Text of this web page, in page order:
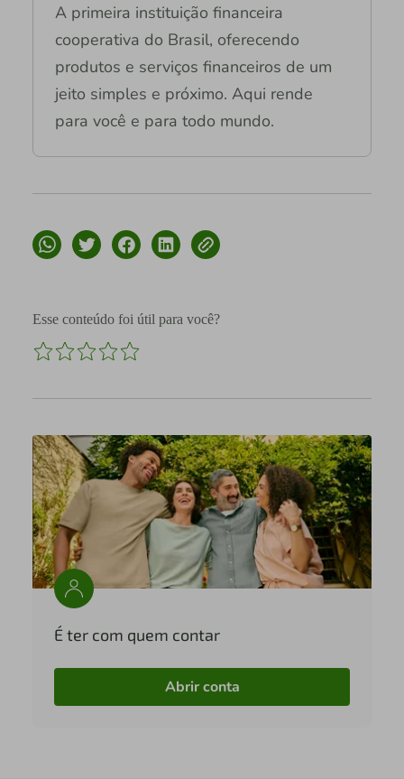
A primeira instituição financeira
cooperativa do Brasil, oferecendo
produtos e serviços financeiros de um
jeito simples e próximo. Aqui rende
para você e para todo mundo.
Esse conteúdo foi útil para você?
É ter com quem contar
Abrir conta